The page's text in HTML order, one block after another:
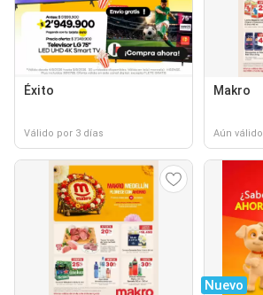
Éxito
Válido por 3 días
Makro
Aún
Nuevo